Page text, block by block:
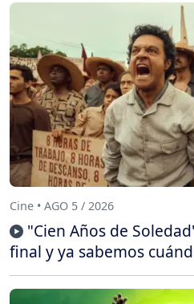
Cine • AGO 5 / 2026
"Cien Años de
final y ya sabemos